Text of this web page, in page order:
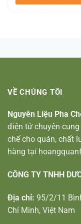
VỀ CHÚNG TÔI
Nguyên Liệu Pha
điện tử chuyên
chế cho quán, chất
hàng tại
CÔNG TY TNHH
Địa chỉ: 95/2/11
Chí Minh, Việt Nam